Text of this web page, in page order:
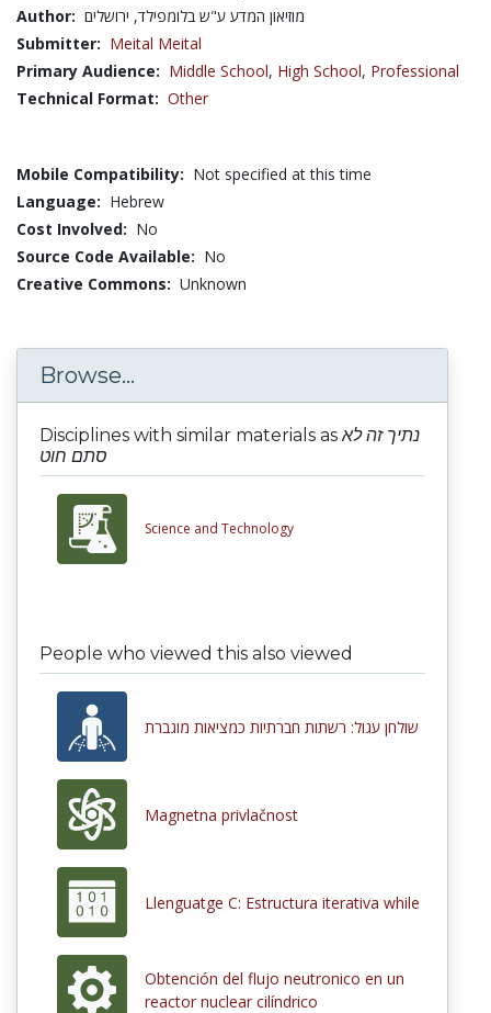
Author: מוזיאון המדע ע"ש בלומפילד, ירושלים
Submitter: Meital Meital
Primary Audience: Middle School, High School, Professional
Technical Format: Other
Mobile Compatibility: Not specified at this time
Language: Hebrew
Cost Involved: No
Source Code Available: No
Creative Commons: Unknown
Browse...
Disciplines with similar materials asנתיך זה לא
סתם חוט
Science and Technology
People who viewed this also viewed
שולחן עגול: רשתות חברתיות כמציאות מוגברת
Magnetna privlačnost
Llenguatge C: Estructura iterativa while
Obtención del flujo neutronico en un
reactor nuclear cilíndrico